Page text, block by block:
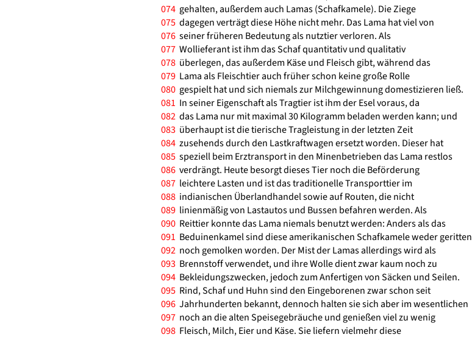
074 gehalten, außerdem auch Lamas (Schafkamele). Die Ziege
075 dagegen verträgt diese Höhe nicht mehr. Das Lama hat viel von
076 seiner früheren Bedeutung als nutztier verloren. Als
077 Wollieferant ist ihm das Schaf quantitativ und qualitativ
078 überlegen, das außerdem Käse und Fleisch gibt, während das
079 Lama als Fleischtier auch früher schon keine große Rolle
080 gespielt hat und sich niemals zur Milchgewinnung domestizieren ließ.
081 In seiner Eigenschaft als Tragtier ist ihm der Esel voraus, da
082 das Lama nur mit maximal 30 Kilogramm beladen werden kann; und
083 überhaupt ist die tierische Tragleistung in der letzten Zeit
084 zusehends durch den Lastkraftwagen ersetzt worden. Dieser hat
085 speziell beim Erztransport in den Minenbetrieben das Lama restlos
086 verdrängt. Heute besorgt dieses Tier noch die Beförderung
087 leichtere Lasten und ist das traditionelle Transporttier im
088 indianischen Überlandhandel sowie auf Routen, die nicht
089 linienmäßig von Lastautos und Bussen befahren werden. Als
090 Reittier konnte das Lama niemals benutzt werden: Anders als das
091 Beduinenkamel sind diese amerikanischen Schafkamele weder geritten
092 noch gemolken worden. Der Mist der Lamas allerdings wird als
093 Brennstoff verwendet, und ihre Wolle dient zwar kaum noch zu
094 Bekleidungszwecken, jedoch zum Anfertigen von Säcken und Seilen.
095 Rind, Schaf und Huhn sind den Eingeborenen zwar schon seit
096 Jahrhunderten bekannt, dennoch halten sie sich aber im wesentlichen
097 noch an die alten Speisegebräuche und genießen viel zu wenig
098 Fleisch, Milch, Eier und Käse. Sie liefern vielmehr diese